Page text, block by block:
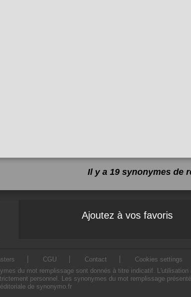
Il y a 19 synonymes de
Ajoutez à vos favoris
CGU Contact
Cookies settings
du mot remplissage sont donnés à titre indicatif. L'utilisation
personnel. Les synonymes du mot remplissage
de synonymo.fr